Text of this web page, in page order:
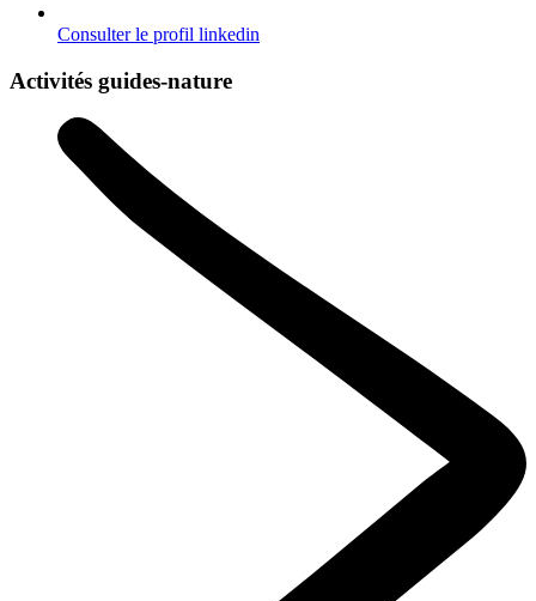
Consulter le profil linkedin
Activités guides-nature